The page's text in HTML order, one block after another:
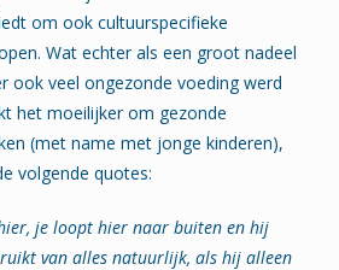
om ook cultuurspecifieke
Wat echter als een groot nadeel
ook veel ongezonde voeding werd
het moeilijker om gezonde
(met name met jonge kinderen),
volgende quotes:
je loopt hier naar buiten en hij
van alles natuurlijk, als hij alleen